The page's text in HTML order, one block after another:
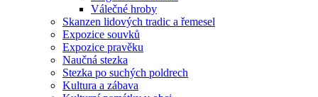
Válečné hroby
Skanzen lidových tradic a řemesel
Expozice souvků
Expozice pravěku
Naučná stezka
Stezka po suchých poldrech
Kultura a zábava